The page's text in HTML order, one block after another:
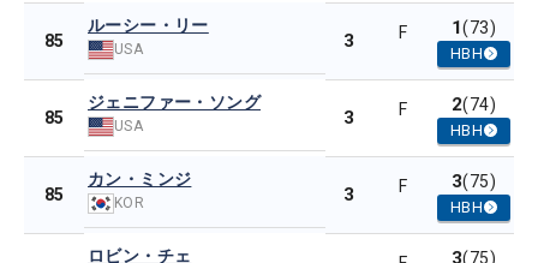
85
ルーシー・リー
USA 3 F 1(73)
HBH
85
ジェニファー・ソング
USA 3 F 2(74)
HBH
85
カン・ミンジ
KOR 3 F 3(75)
HBH
ロビン・チェ 3(75)